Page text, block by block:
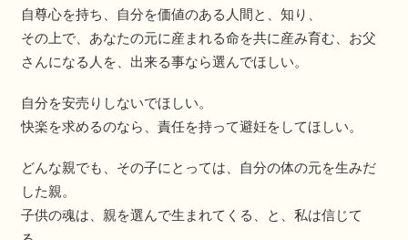
自尊心を持ち、自分を価値のある人間と、知り、
その上で、あなたの元に産まれる命を共に産み育む、お父
さんになる人を、出来る事なら選んでほしい。
自分を安売りしないでほしい。
快楽を求めるのなら、責任を持って避妊をしてほしい。
どんな親でも、その子にとっては、自分の体の元を生みだ
した親。
子供の魂は、親を選んで生まれてくる、と、私は信じて